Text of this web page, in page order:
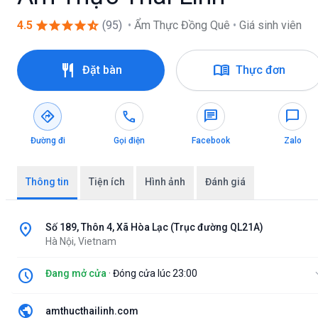
4.5 starstarstarstarstar_half (95) • Ẩm Thực Đồng Quê • Giá sinh viên
restaurant Đặt bàn menu_book Thực đơn
directions
Đường đi
call
Gọi điện
chat
Facebook
chat_bubble
Zalo
Thông tin Tiện ích Hình ảnh Đánh giá
location_on
Số 189, Thôn 4, Xã Hòa Lạc (Trục đường QL21A)
Hà Nội, Vietnam
schedule Đang mở cửa · Đóng cửa lúc 23:00
public amthucthailinh.com